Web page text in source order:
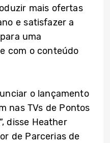
mais ofertas
e satisfazer a
uma
com o conteúdo
o lançamento
nas TVs de Pontos
disse Heather
de Parcerias de